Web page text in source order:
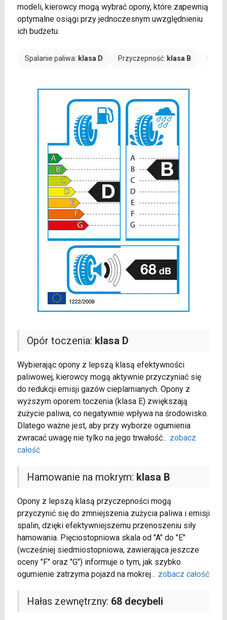
modeli, kierowcy mogą wybrać opony, które zapewnią
optymalne osiągi przy jednoczesnym uwzględnieniu
ich budżetu.
Spalanie paliwa: klasa D Przyczepność: klasa B
Opór toczenia: klasa D
Wybierając opony z lepszą klasą efektywności
paliwowej, kierowcy mogą aktywnie przyczyniać się
do redukcji emisji gazów cieplarnianych. Opony z
wyższym oporem toczenia (klasa E) zwiększają
zużycie paliwa, co negatywnie wpływa na środowisko.
Dlatego ważne jest, aby przy wyborze ogumienia
zwracać uwagę nie tylko na jego trwałość... zobacz
całość
Hamowanie na mokrym: klasa B
Opony z lepszą klasą przyczepności mogą
przyczynić się do zmniejszenia zużycia paliwa i emisji
spalin, dzięki efektywniejszemu przenoszeniu siły
hamowania. Pięciostopniowa skala od "A" do "E"
(wcześniej siedmiostopniowa, zawierająca jeszcze
oceny "F" oraz "G") informuje o tym, jak szybko
ogumienie zatrzyma pojazd na mokrej... zobacz całość
Hałas zewnętrzny: 68 decybeli